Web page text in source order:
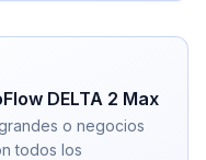
DELTA 2 Max
o negocios
todos los